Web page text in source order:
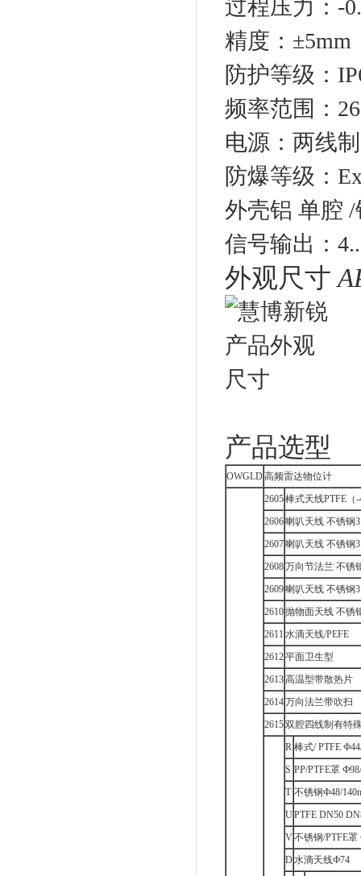
过程压力：-
精度：±5mm
防护等级：
频率范围：
电源：两线
防爆等级：
外壳铝 单腔
信号输出：
外观尺寸
产品选型
OWGLD高频雷达物位计
2605棒式天线PTFE（
2606喇叭天线 不锈钢
2607喇叭天线 不锈钢
2608万向节法兰 不锈
2609喇叭天线 不锈钢
2610抛物面天线 不锈
2611 水滴天线/PEFE
2612平面卫生型
2613高温型带散热片
2614万向法兰带吹扫
2615双腔四线制有特
R 棒式/ PTFE
S PP/PTFE罩
T 不锈钢Ф48/
UPTFE DN50
V不锈钢/PTFE罩
D水滴天线Ф74